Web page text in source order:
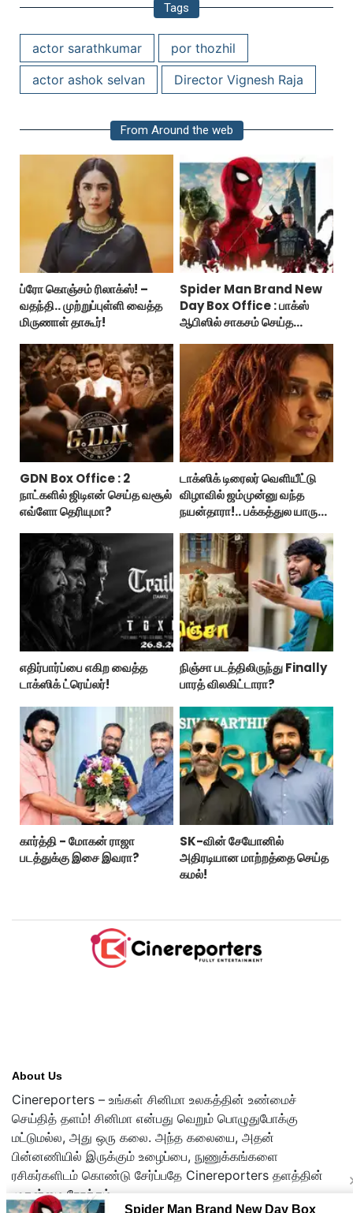
Tags
actor sarathkumar
por thozhil
actor ashok selvan
Director Vignesh Raja
From Around the web
ப்ரோ கொஞ்சம் ரிலாக்ஸ்! –
வதந்தி.. முற்றுப்புள்ளி வைத்த
மிருணாள் தாகூர்!
Spider Man Brand New
Day Box Office : பாக்ஸ்
ஆபிஸில் சாகசம் செய்த
GDN Box Office : 2
நாட்களில் ஜிடிஎன் செய்த வசூல்
எவ்ளோ தெரியுமா?
டாக்ஸிக் டிரைலர் வெளியீட்டு
விழாவில் ஜம்முன்னு வந்த
நயன்தாரா!.. பக்கத்துல யாரு
எதிர்பார்ப்பை எகிற வைத்த
டாக்ஸிக் ட்ரெய்லர்!
நிஞ்சா படத்திலிருந்து Finally
பாரத் விலகிட்டாரா?
கார்த்தி - மோகன் ராஜா
படத்துக்கு இசை இவரா?
SK-வின் சேயோனில்
அதிரடியான மாற்றத்தை செய்த
கமல்!
About Us
Cinereporters – உங்கள் சினிமா உலகத்தின் உண்மைச்
செய்தித் தளம்! சினிமா என்பது வெறும் பொழுதுபோக்கு
மட்டுமல்ல, அது ஒரு கலை. அந்த கலையை, அதன்
பின்னணியில் இருக்கும் உழைப்பை, நுணுக்கங்களை
ரசிகர்களிடம் கொண்டு சேர்ப்பதே Cinereporters தளத்தின்
முதன்மை நோக்கம்.